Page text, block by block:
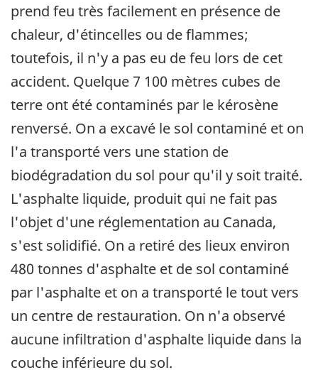
prend feu très facilement en présence de
chaleur, d'étincelles ou de flammes;
toutefois, il n'y a pas eu de feu lors de cet
accident. Quelque 7 100 mètres cubes de
terre ont été contaminés par le kérosène
renversé. On a excavé le sol contaminé et on
l'a transporté vers une station de
biodégradation du sol pour qu'il y soit traité.
L'asphalte liquide, produit qui ne fait pas
l'objet d'une réglementation au Canada,
s'est solidifié. On a retiré des lieux environ
480 tonnes d'asphalte et de sol contaminé
par l'asphalte et on a transporté le tout vers
un centre de restauration. On n'a observé
aucune infiltration d'asphalte liquide dans la
couche inférieure du sol.